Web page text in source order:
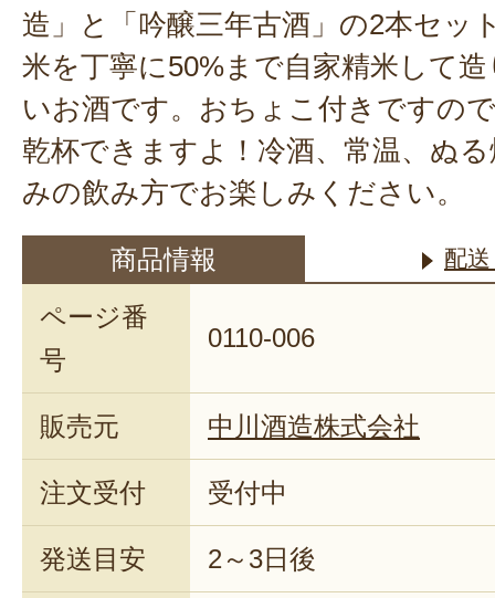
造」と「吟醸三年古酒」の2本セッ
米を丁寧に50%まで自家精米して
いお酒です。おちょこ付きですの
乾杯できますよ！冷酒、常温、ぬ
みの飲み方でお楽しみください。
商品情報 配
ページ番
号
0110-006
販売元 中川酒造株式会社
注文受付 受付中
発送目安 2～3日後